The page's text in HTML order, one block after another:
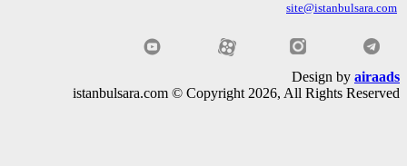
Design by
istanbulsara.com © Copyright 2026, All Rights